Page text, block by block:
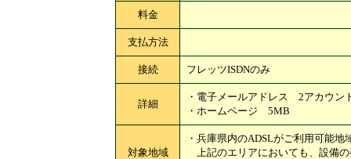
料金
支払方法
接続 フレッツISDNのみ
詳細
・電子メールアドレス 2アカウン
・ホームページ 5MB
対象地域
・兵庫県内のADSLがご利用可能地
上記のエリアにおいても、設備